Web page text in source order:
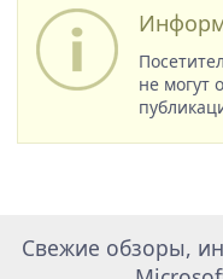
не могут
Свежие обзоры,